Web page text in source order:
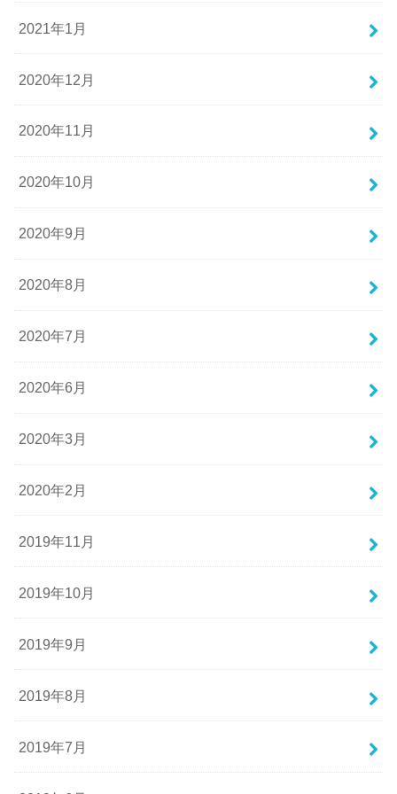
2021年1月
2020年12月
2020年11月
2020年10月
2020年9月
2020年8月
2020年7月
2020年6月
2020年3月
2020年2月
2019年11月
2019年10月
2019年9月
2019年8月
2019年7月